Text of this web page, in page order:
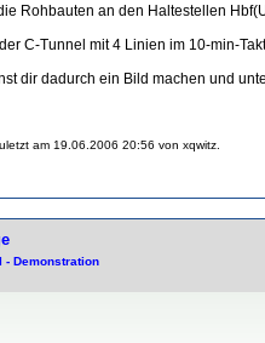
Rohbauten an den Haltestellen
C-Tunnel mit 4 Linien im 10-min-
dir dadurch ein Bild machen und
am 19.06.2006 20:56 von xqwitz.
- Demonstration